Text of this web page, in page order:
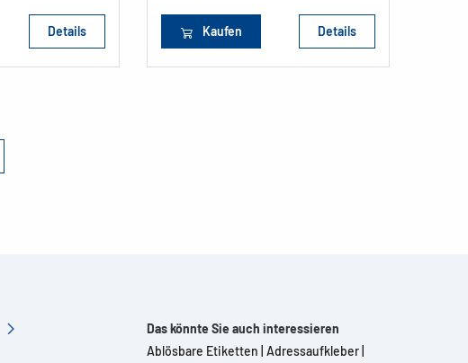
Details Kaufen Details
Das könnte Sie auch interessieren
Ablösbare Etiketten Adressaufkleber